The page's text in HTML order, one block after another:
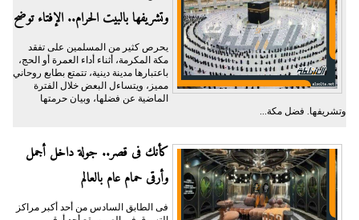
وتشريفها بالبيت الحرام.. الإفتاء توضح
يحرص كثير من المسلمين على تفقد
مكة المكرمة، أثناء أداء العمرة أو الحج،
باعتبارها مدينة دينية، تتمتع بطابع روحاني
مميز، ويتساءل البعض خلال الفترة
الماضية عن فضلها، وبيان حرمتها
وتشريفها. فضل مكة...
كأنك فى قصر.. جولة داخل أجمل
وأرقى حمام عام بالعالم
فى الطابق السادس من أحد أكبر مراكز